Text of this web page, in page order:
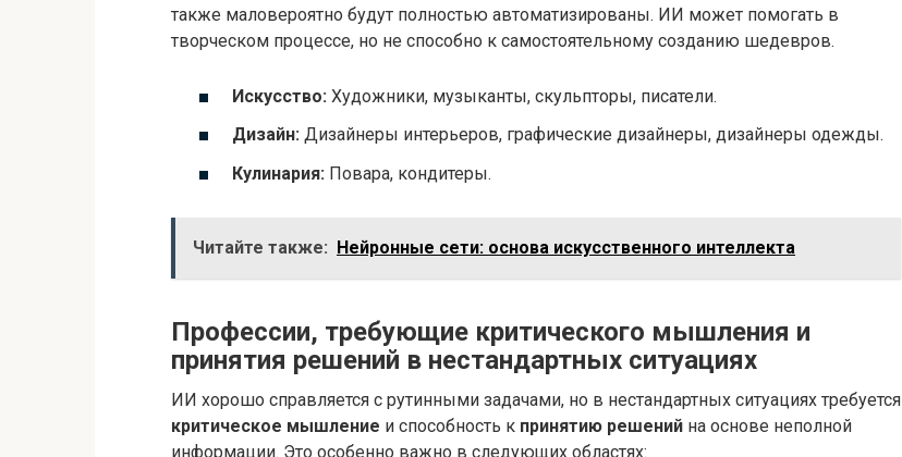
также маловероятно будут полностью автоматизированы. ИИ может помогать в
творческом процессе, но не способно к самостоятельному созданию шедевров.
Искусство: Художники, музыканты, скульпторы, писатели.
Дизайн: Дизайнеры интерьеров, графические дизайнеры, дизайнеры одежды.
Кулинария: Повара, кондитеры.
Читайте также: Нейронные сети: основа искусственного интеллекта
Профессии, требующие критического мышления и
принятия решений в нестандартных ситуациях
ИИ хорошо справляется с рутинными задачами, но в нестандартных ситуациях требуется
критическое мышление и способность к принятию решений на основе неполной
информации. Это особенно важно в следующих областях: